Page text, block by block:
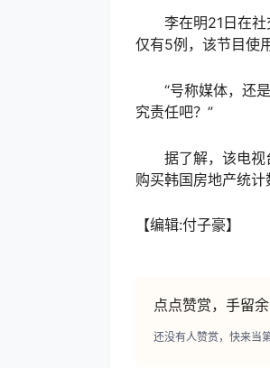
李在明21日在社交
仅有5例，该节目使
“号称媒体，还是
究责任吧？”
据了解，该电视台
购买韩国房地产统计
【编辑:付子豪】
点点赞赏，手留
还没有人赞赏，快来当